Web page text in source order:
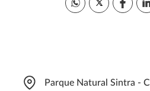
Parque Natural Sintra -